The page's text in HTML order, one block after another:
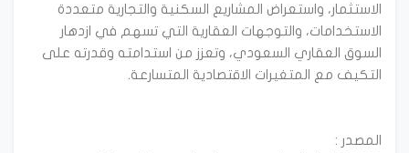
الاستثمار، واستعراض المشاريع السكنية والتجارية متعددة
الاستخدامات، والتوجهات العقارية التي تسهم في ازدهار
السوق العقاري السعودي، وتعزز من استدامته وقدرته على